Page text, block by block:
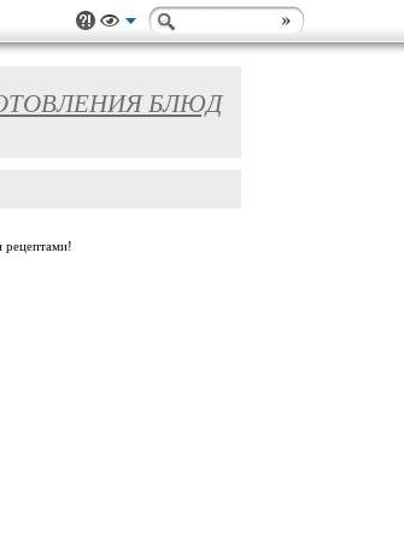
БЛЮД
рецептами!